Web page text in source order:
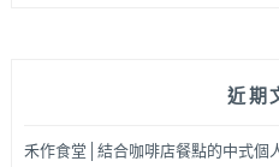
近期
禾作食堂│結合咖啡店餐點的中式個